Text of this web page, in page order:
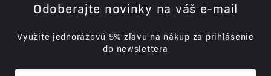
Odoberajte novinky na váš e-mail
Využite jednorázovú 5% zľavu na nákup za prihlásenie
do newslettera